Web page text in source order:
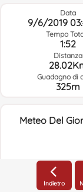
Data
9/6/2019
Tempo
1:52
Distanza
Guadagno di
325m
Meteo Del
Temp.:
21.5ºC 0
Indietro